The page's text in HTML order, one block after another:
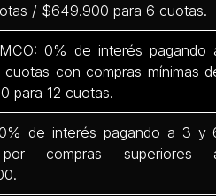
/ $649.900 para 6 cuotas.
0% de interés pagando
con compras mínimas
para 12 cuotas.
de interés pagando a 3 y
compras superiores